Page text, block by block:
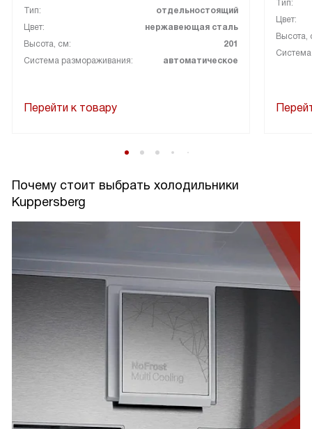
Тип:
отдельностоящий
Цвет:
нержавеющая сталь
Высота, см:
201
Система размораживания:
автоматическое
Перейти к товару
Тип:
Цвет:
Высота,
Почему стоит выбрать холодильники
Kuppersberg